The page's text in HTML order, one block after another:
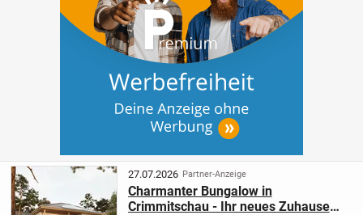
27.07.2026 Partner-Anzeige
Charmanter Bungalow in
Crimmitschau - Ihr neues Zuhause